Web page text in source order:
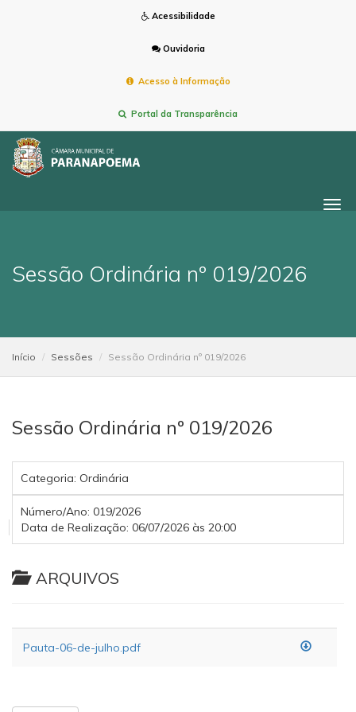
Acessibilidade
Ouvidoria
Acesso à Informação
Portal da Transparência
Sessão Ordinária nº 019/2026
Início Sessões Sessão Ordinária nº 019/2026
Sessão Ordinária nº 019/2026
Categoria: Ordinária
Número/Ano: 019/2026
Data de Realização: 06/07/2026 às 20:00
ARQUIVOS
Pauta-06-de-julho.pdf